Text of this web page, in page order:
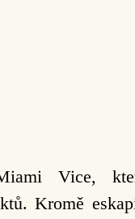
Vice,
Kromě